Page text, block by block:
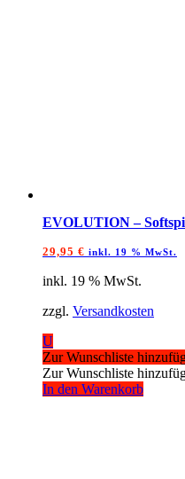
EVOLUTION –
29,95 € inkl. 19 % MwSt.
inkl. 19 % MwSt.
zzgl. Versandkosten
U
Zur Wunschliste
Zur Wunschliste
In den Warenkorb